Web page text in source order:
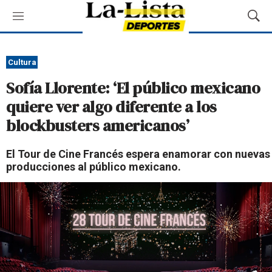
M
e
ú
M
o
a
r
q
u
d
a
Cultura
Sofía Llorente: ‘El público mexicano
quiere ver algo diferente a los
blockbusters americanos’
El Tour de Cine Francés espera enamorar con nuevas
producciones al público mexicano.